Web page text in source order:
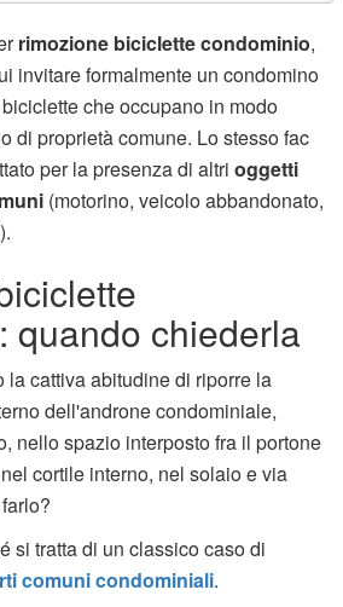
rimozione biciclette condominio,
invitare formalmente un condomino
che occupano in modo
di proprietà comune. Lo stesso fac
per la presenza di altrioggetti
(motorino, veicolo abbandonato,
quando chiederla
la cattiva abitudine di riporre la
dell'androne condominiale,
nello spazio interposto fra il portone
cortile interno, nel solaio e via
si tratta di un classico caso di
comuni condominiali.